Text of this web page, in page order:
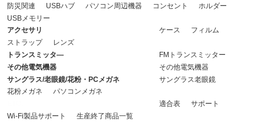
防災関連
USBハブ パソコン周辺機器 コンセント
ホルダー
USBメモリー
アクセサリ
ケース
フィルム
ストラップ
レンズ
トランスミッタ―
FMトランスミッター
その他電気機器
その他電気機器
サングラス/老眼鏡/花粉・PCメガネ
サングラス老眼鏡
花粉メガネ
パソコンメガネ
適合表
サポート
Wi-Fi製品サポート
生産終了商品一覧